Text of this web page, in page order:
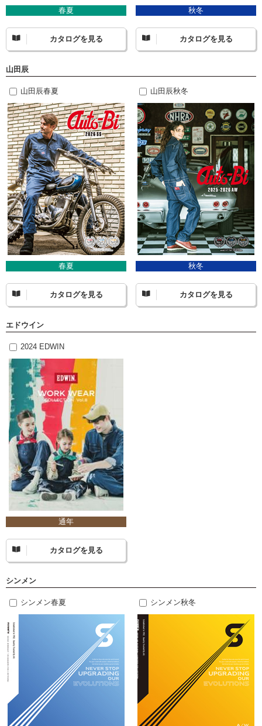
春夏
カタログを見る
秋冬
カタログを見る
山田辰
山田辰春夏
春夏
カタログを見る
山田辰秋冬
秋冬
カタログを見る
エドウイン
2024 EDWIN
通年
カタログを見る
シンメン
シンメン春夏 シンメン秋冬